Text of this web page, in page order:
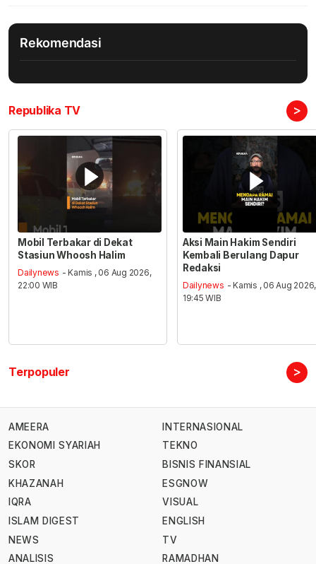
Rekomendasi
Republika TV >
Mobil Terbakar di Dekat
Stasiun Whoosh Halim
Dailynews - Kamis , 06 Aug 2026,
22:00 WIB
Aksi Main Hakim Sendiri
Kembali Berulang Dapur
Redaksi
Dailynews - Kamis , 06 Aug 2026,
19:45 WIB
Terpopuler >
AMEERA
EKONOMI SYARIAH
SKOR
KHAZANAH
IQRA
ISLAM DIGEST
NEWS
ANALISIS
INTERNASIONAL
TEKNO
BISNIS FINANSIAL
ESGNOW
VISUAL
ENGLISH
TV
RAMADHAN